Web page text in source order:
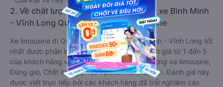
2. Về chất lượng, review, đánh giá nhà xe Bình Minh
- Vĩnh Long Quận 10 - Sài Gòn limousine
Xe limousine đi Quận 10 - Sài Gòn từ Bình Minh - Vĩnh Long tốt
nhất được phân loại chất lượng dựa trên đánh giá từ 1 đến 5
của khách hàng với các tiêu chí như: Chất lượng xe limousine,
Đúng giờ, Chất lượng phục vụ trênVexere.com. Đánh giá này
được viết trực tiếp bởi các khách hàng đã trải nghiệm các